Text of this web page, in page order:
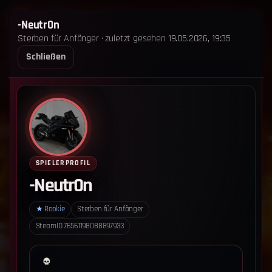
STERBEN FÜR ANFÄNGER
STARTSEITE
ANKÜNDIGUNGEN
LOGIN
‹ Zurück zum Leaderboard
-Neutr0n
Sterben für Anfänger · zuletzt gesehen 19.05.2026, 19:35
Schließen
SPIELERPROFIL
-Neutr0n
★ Rookie
Sterben für Anfänger
SteamID76561198088897933
ImpressumDatenschutz
Cookie-Einstellungen
Sterben für Anfänger - Alle Rechte vorbehalten.
Datenschutz-Einstellungen